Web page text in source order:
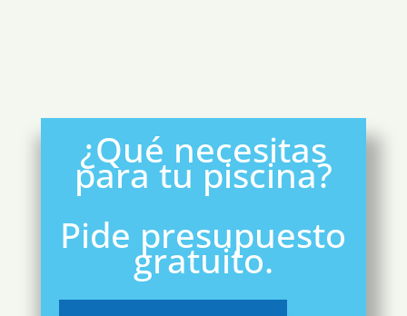
¿Qué necesitas
para tu piscina?
Pide presupuesto
gratuito.